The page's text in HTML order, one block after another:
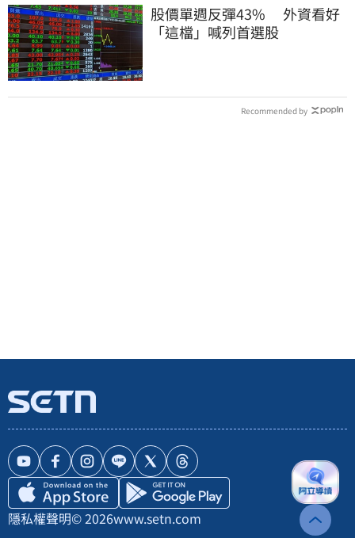
股價單週反彈43% 外資看好
「這檔」喊列首選股
Recommended by
隱私權聲明© 2026www.setn.com